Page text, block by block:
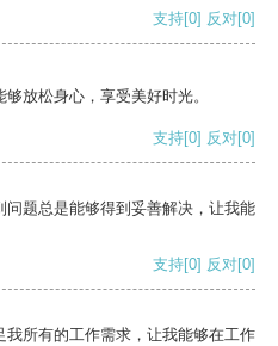
支持[0] 反对[0]
放松身心，享受美好时光。
支持[0] 反对[0]
题总是能够得到妥善解决，让我能
支持[0] 反对[0]
所有的工作需求，让我能够在工作